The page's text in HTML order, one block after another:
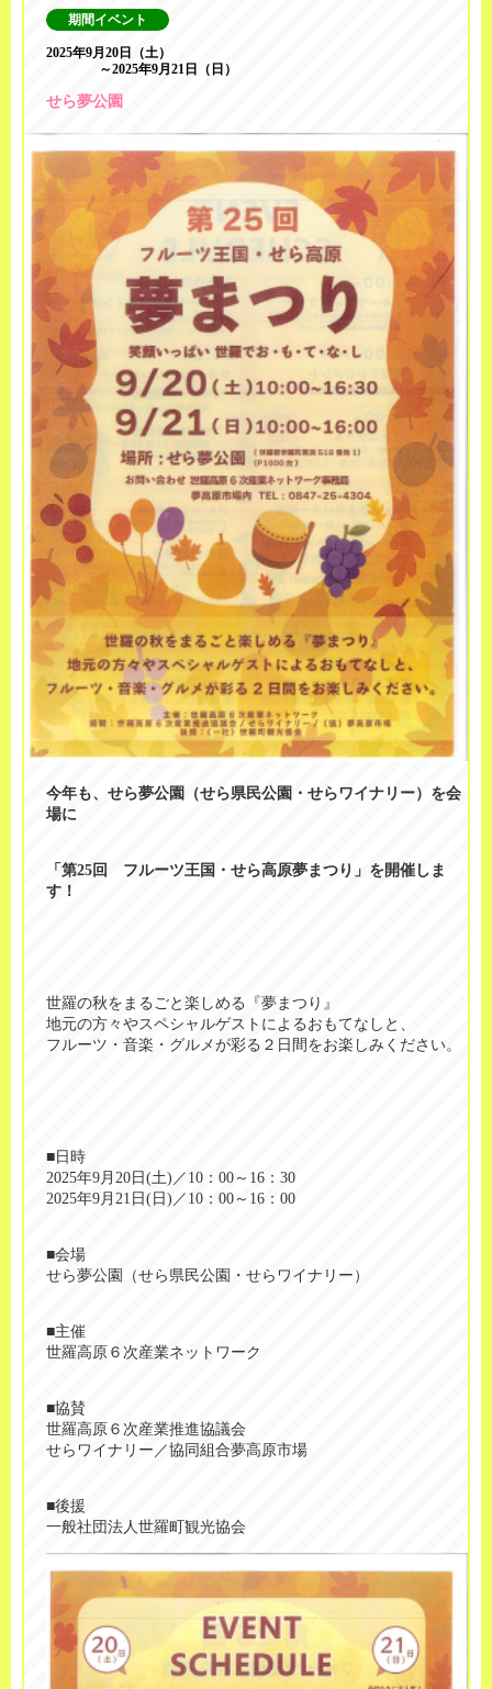
期間イベント
2025年9月20日（土）
～2025年9月21日（日）
せら夢公園
今年も、せら夢公園（せら県民公園・せらワイナリー）を会
場に
「第25回 フルーツ王国・せら高原夢まつり」を開催しま
す！
世羅の秋をまるごと楽しめる『夢まつり』
地元の方々やスペシャルゲストによるおもてなしと、
フルーツ・音楽・グルメが彩る２日間をお楽しみください。
■日時
2025年9月20日(土)／10：00～16：30
2025年9月21日(日)／10：00～16：00
■会場
せら夢公園（せら県民公園・せらワイナリー）
■主催
世羅高原６次産業ネットワーク
■協賛
世羅高原６次産業推進協議会
せらワイナリー／協同組合夢高原市場
■後援
一般社団法人世羅町観光協会